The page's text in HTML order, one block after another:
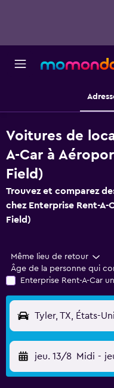
Voitures de
A-Car à
Field)
Trouvez et comparez
chez Enterprise Rent-
Field)
Même lieu de retour
Âge de la personne qui
Enterprise Rent-A-Car
jeu. 13/8 Midi -